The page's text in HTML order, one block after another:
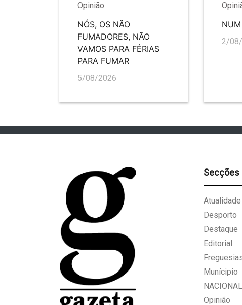
Opinião
NÓS, OS NÃO
FUMADORES, NÃO
VAMOS PARA FÉRIAS
PARA FUMAR
5/08/2026
2/
Secções
Atualidade
Desporto
Destaque
Editorial
Munícipio
NACIONAL
Opinião